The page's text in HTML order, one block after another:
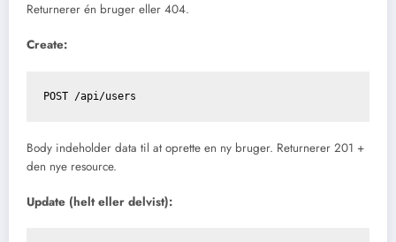
Returnerer én bruger eller 404.
Create:
Body indeholder data til at oprette en ny bruger. Returnerer 201 +
den nye resource.
Update (helt eller delvist):